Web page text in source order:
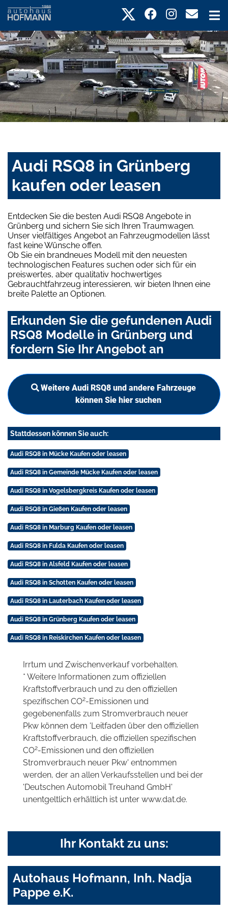
Audi RSQ8 in Grünberg
kaufen oder leasen
Entdecken Sie die besten Audi RSQ8 Angebote in
Grünberg und sichern Sie sich Ihren Traumwagen.
Unser vielfältiges Angebot an Fahrzeugmodellen lässt
fast keine Wünsche offen.
Ob Sie ein brandneues Modell mit den neuesten
technologischen Features suchen oder sich für ein
preiswertes, aber qualitativ hochwertiges
Gebrauchtfahrzeug interessieren, wir bieten Ihnen eine
breite Palette an Optionen.
Erkunden Sie die gefundenen Audi
RSQ8 Modelle in Grünberg und
fordern Sie Ihr Angebot an
Weitere Audi RSQ8 und andere Fahrzeuge
können Sie hier suchen
Stattdessen können Sie auch:
Audi RSQ8 in Mücke Kaufen oder leasen
Audi RSQ8 in Gemeinde Mücke Kaufen oder leasen
Audi RSQ8 in Vogelsbergkreis Kaufen oder leasen
Audi RSQ8 in Gießen Kaufen oder leasen
Audi RSQ8 in Marburg Kaufen oder leasen
Audi RSQ8 in Fulda Kaufen oder leasen
Audi RSQ8 in Alsfeld Kaufen oder leasen
Audi RSQ8 in Schotten Kaufen oder leasen
Audi RSQ8 in Lauterbach Kaufen oder leasen
Audi RSQ8 in Grünberg Kaufen oder leasen
Audi RSQ8 in Reiskirchen Kaufen oder leasen
Irrtum und Zwischenverkauf vorbehalten.
* Weitere Informationen zum offiziellen
Kraftstoffverbrauch und zu den offiziellen
spezifischen CO2-Emissionen und
gegebenenfalls zum Stromverbrauch neuer
Pkw können dem 'Leitfaden über den offiziellen
Kraftstoffverbrauch, die offiziellen spezifischen
CO2-Emissionen und den offiziellen
Stromverbrauch neuer Pkw' entnommen
werden, der an allen Verkaufsstellen und bei der
'Deutschen Automobil Treuhand GmbH'
unentgeltlich erhältlich ist unter www.dat.de.
Ihr Kontakt zu uns:
Autohaus Hofmann, Inh. Nadja
Pappe e.K.